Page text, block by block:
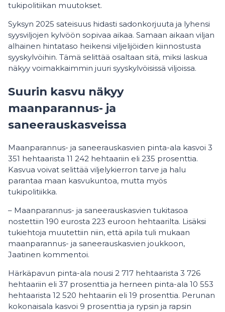
tukipolitiikan muutokset.
Syksyn 2025 sateisuus hidasti sadonkorjuuta ja lyhensi
syysviljojen kylvöön sopivaa aikaa. Samaan aikaan viljan
alhainen hintataso heikensi viljelijöiden kiinnostusta
syyskylvöihin. Tämä selittää osaltaan sitä, miksi laskua
näkyy voimakkaimmin juuri syyskylvöisissä viljoissa.
Suurin kasvu näkyy
maanparannus- ja
saneerauskasveissa
Maanparannus- ja saneerauskasvien pinta-ala kasvoi 3
351 hehtaarista 11 242 hehtaariin eli 235 prosenttia.
Kasvua voivat selittää viljelykierron tarve ja halu
parantaa maan kasvukuntoa, mutta myös
tukipolitiikka.
– Maanparannus- ja saneerauskasvien tukitasoa
nostettiin 190 eurosta 223 euroon hehtaarilta. Lisäksi
tukiehtoja muutettiin niin, että apila tuli mukaan
maanparannus- ja saneerauskasvien joukkoon,
Jaatinen kommentoi.
Härkäpavun pinta-ala nousi 2 717 hehtaarista 3 726
hehtaariin eli 37 prosenttia ja herneen pinta-ala 10 553
hehtaarista 12 520 hehtaariin eli 19 prosenttia. Perunan
kokonaisala kasvoi 9 prosenttia ja rypsin ja rapsin